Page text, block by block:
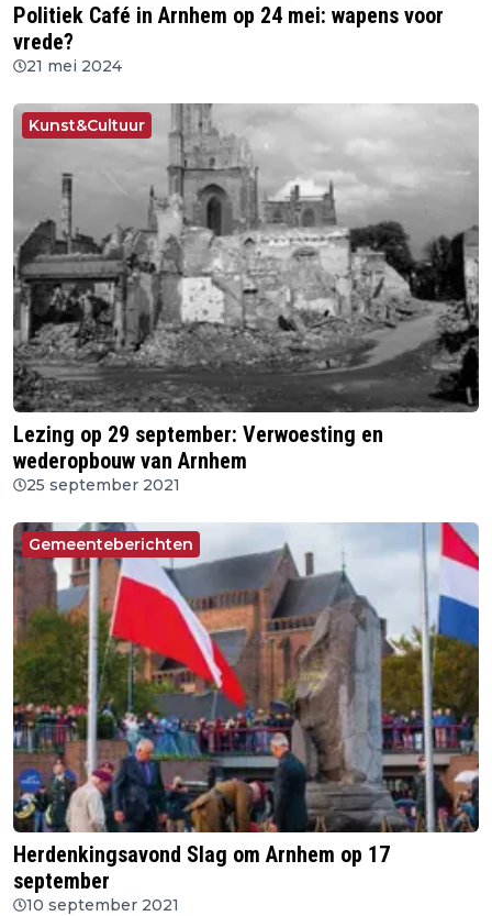
Politiek Café in Arnhem op 24 mei: wapens voor
vrede?
21 mei 2024
Kunst&Cultuur
Lezing op 29 september: Verwoesting en
wederopbouw van Arnhem
25 september 2021
Gemeenteberichten
Herdenkingsavond Slag om Arnhem op 17
september
10 september 2021